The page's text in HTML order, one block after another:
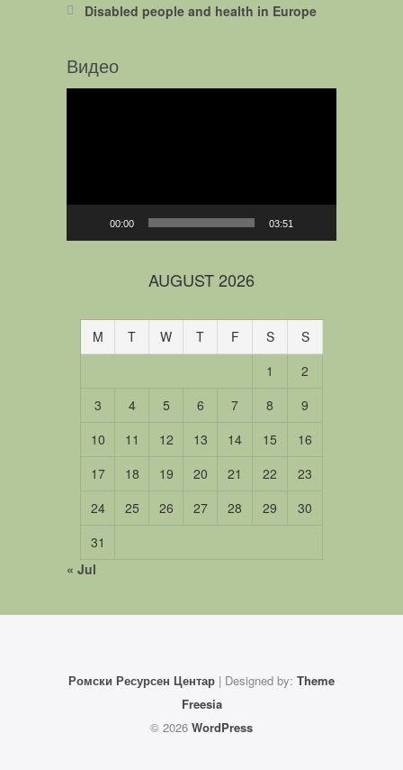
Disabled people and health in Europe
Видео
00:00 03:51
AUGUST 2026
M T W T F S
S
1
2
3
4 5 6 7 8
9
10
11 12 13 14 15
16
17
18 19 20 21 22
23
24
25 26 27 28 29
30
31
« Jul
Ромски Ресурсен Центар | Designed by: Theme
Freesia
© 2026 WordPress